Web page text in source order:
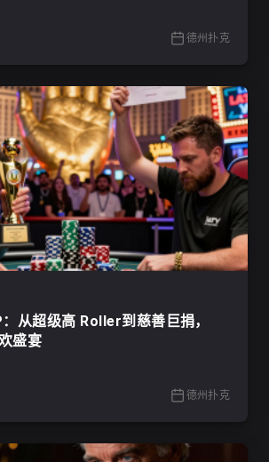
德州扑克
从超级高 Roller到慈善巨捐，
盛宴
德州扑克